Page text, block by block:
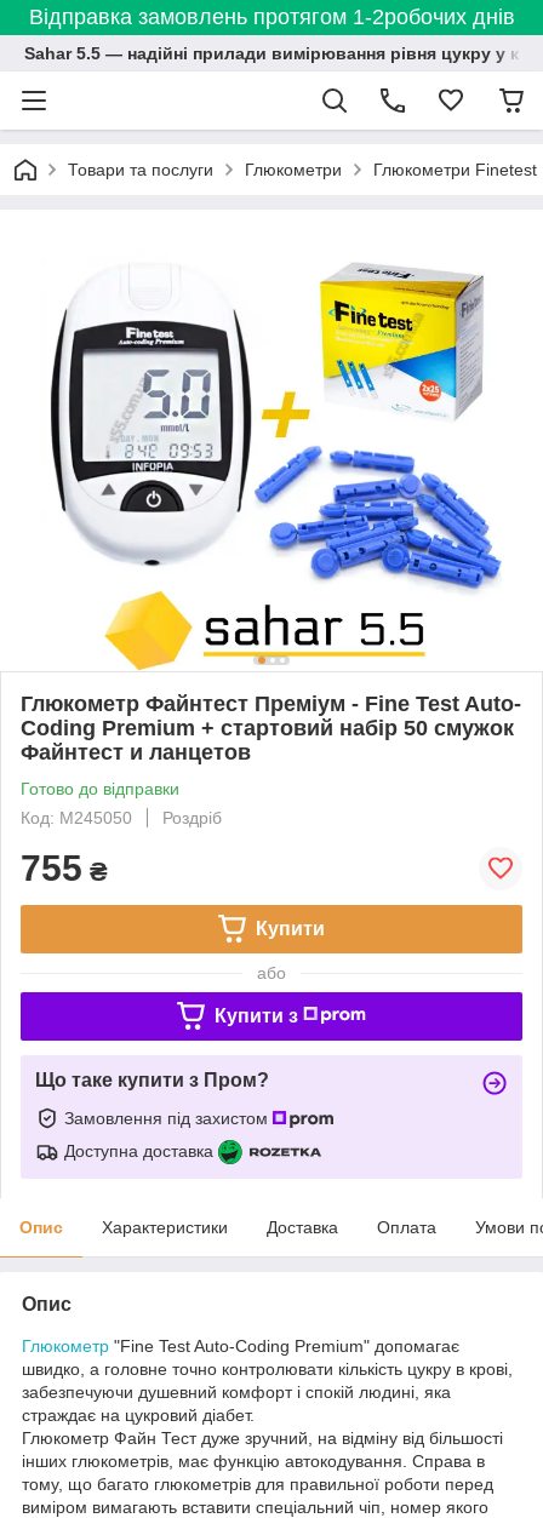
Відправка замовлень протягом 1-2робочих днів
Sahar 5.5 — надійні прилади вимірювання рівня цукру у
Товари та послуги Глюкометри Глюкометри Finetest
Глюкометр Файнтест Преміум - Fine Test Auto-
Coding Premium + стартовий набір 50 смужок
Файнтест и ланцетов
Готово до відправки
Код: M245050
Роздріб
755 ₴
Купити
або
Купити з
Що таке купити з Пром?
Замовлення під захистом
Доступна доставка
Опис Характеристики Доставка Оплата Умови
Опис
Глюкометр "Fine Test Auto-Coding Premium" допомагає
швидко, а головне точно контролювати кількість цукру в крові,
забезпечуючи душевний комфорт і спокій людині, яка
страждає на цукровий діабет.
Глюкометр Файн Тест дуже зручний, на відміну від більшості
інших глюкометрів, має функцію автокодування. Справа в
тому, що багато глюкометрів для правильної роботи перед
виміром вимагають вставити спеціальний чіп, номер якого